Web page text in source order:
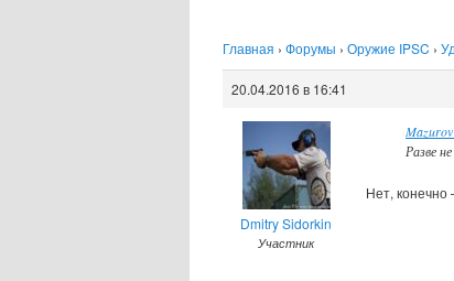
Главная › Форумы › Оружие IPSC ›
20.04.2016 в 16:41
Dmitry Sidorkin
Участник
Разве
Нет, конечно